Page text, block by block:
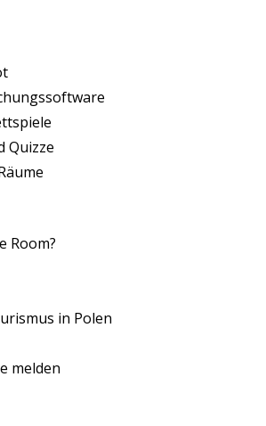
Quizze
Room?
in Polen
melden